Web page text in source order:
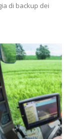
di backup dei